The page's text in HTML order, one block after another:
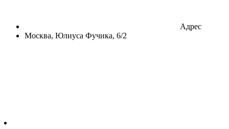
Адрес
Москва, Юлиуса Фучика, 6/2